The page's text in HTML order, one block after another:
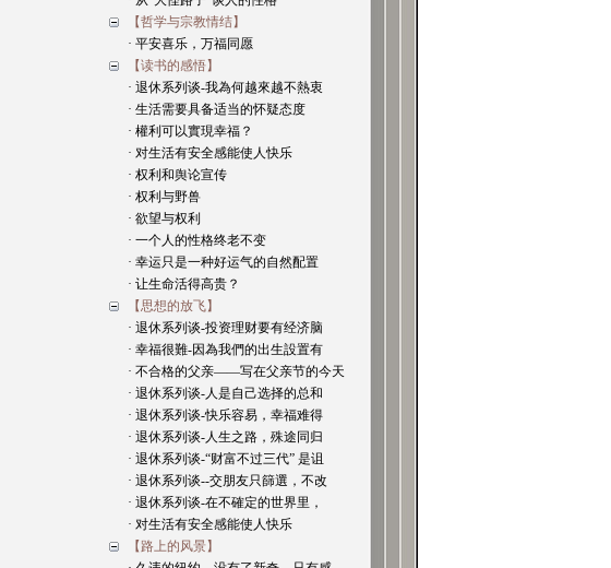
【哲学与宗教情结】
· 平安喜乐，万福同愿
【读书的感悟】
· 退休系列谈-我為何越來越不熱衷
· 生活需要具备适当的怀疑态度
· 權利可以實現幸福？
· 对生活有安全感能使人快乐
· 权利和舆论宣传
· 权利与野兽
· 欲望与权利
· 一个人的性格终老不变
· 幸运只是一种好运气的自然配置
· 让生命活得高贵？
【思想的放飞】
· 退休系列谈-投资理财要有经济脑
· 幸福很難-因為我們的出生設置有
· 不合格的父亲——写在父亲节的今天
· 退休系列谈-人是自己选择的总和
· 退休系列谈-快乐容易，幸福难得
· 退休系列谈-人生之路，殊途同归
· 退休系列谈-“财富不过三代” 是诅
· 退休系列谈--交朋友只篩選，不改
· 退休系列谈-在不確定的世界里，
· 对生活有安全感能使人快乐
【路上的风景】